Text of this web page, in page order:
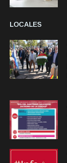
LOCALES